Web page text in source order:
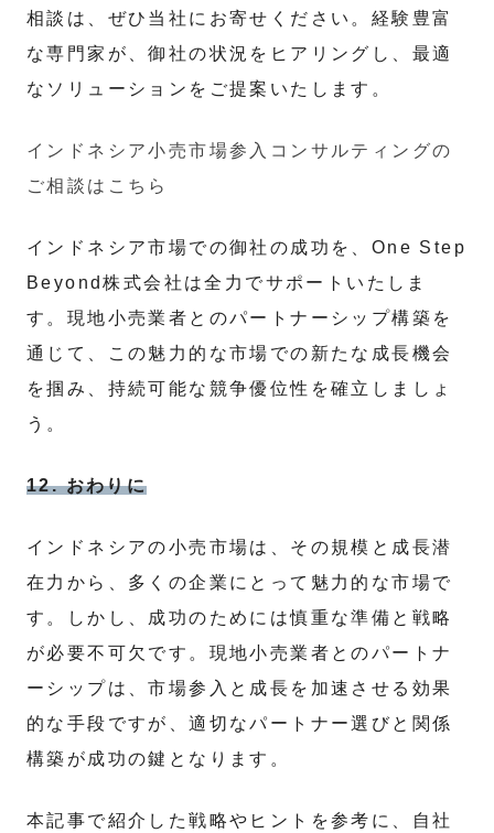
相談は、ぜひ当社にお寄せください。経験豊富
な専門家が、御社の状況をヒアリングし、最適
なソリューションをご提案いたします。
インドネシア小売市場参入コンサルティングの
ご相談はこちら
インドネシア市場での御社の成功を、One Step
Beyond株式会社は全力でサポートいたしま
す。現地小売業者とのパートナーシップ構築を
通じて、この魅力的な市場での新たな成長機会
を掴み、持続可能な競争優位性を確立しましょ
う。
12. おわりに
インドネシアの小売市場は、その規模と成長潜
在力から、多くの企業にとって魅力的な市場で
す。しかし、成功のためには慎重な準備と戦略
が必要不可欠です。現地小売業者とのパートナ
ーシップは、市場参入と成長を加速させる効果
的な手段ですが、適切なパートナー選びと関係
構築が成功の鍵となります。
本記事で紹介した戦略やヒントを参考に、自社